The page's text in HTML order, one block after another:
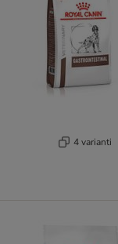
4 varianti